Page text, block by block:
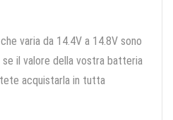
varia da 14.4V a 14.8V sono
il valore della vostra batteria
acquistarla in tutta